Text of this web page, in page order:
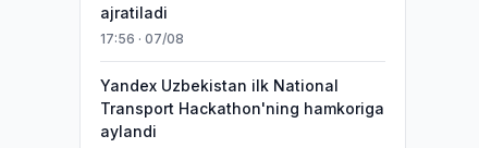
ajratiladi
17:56 · 07/08
Yandex Uzbekistan ilk National
Transport Hackathon'ning hamkoriga
aylandi